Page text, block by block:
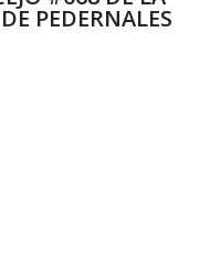
PEDERNALES